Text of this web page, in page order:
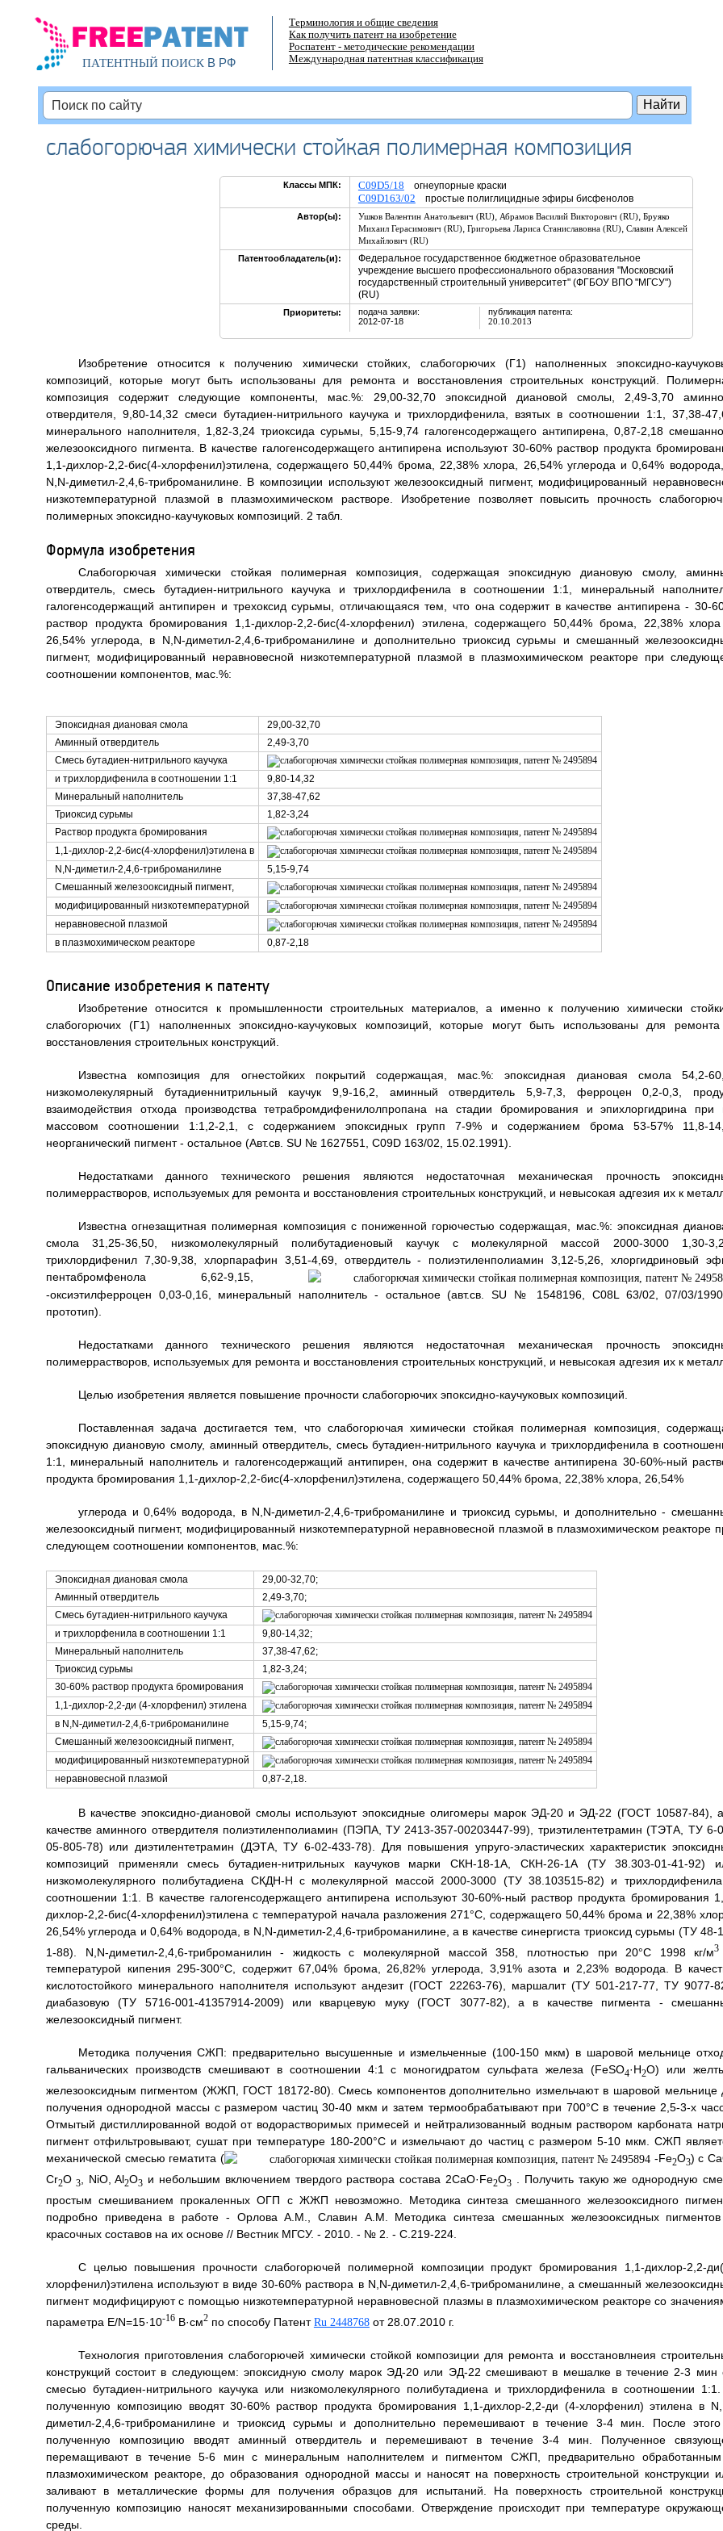
ПАТЕНТНЫЙ ПОИСКВ РФ
Терминология и общие сведения
Как получить патент на изобретение
Роспатент - методические рекомендации
Международная патентная классификация
слабогорючая химически стойкая полимерная композиция
Классы МПК: C09D5/18 огнеупорные краски
C09D163/02 простые полиглицидные эфиры бисфенолов
Автор(ы): Ушков Валентин Анатольевич (RU), Абрамов Василий Викторович (RU), Бруяко
Михаил Герасимович (RU), Григорьева Лариса Станиславовна (RU), Славин Алексей
Михайлович (RU)
Патентообладатель(и):
Федеральное государственное бюджетное образовательное
учреждение высшего профессионального образования "Московский
государственный строительный университет" (ФГБОУ ВПО "МГСУ")
(RU)
Приоритеты:
подача заявки:
2012-07-18
публикация патента:
20.10.2013
Изобретение относится к получению химически стойких, слабогорючих (Г1) наполненных эпоксидно-
композиций, которые могут быть использованы для ремонта и восстановления строительных конструкций.
композиция содержит следующие компоненты, мас.%: 29,00-32,70 эпоксидной диановой смолы, 2,49-3,70
отвердителя, 9,80-14,32 смеси бутадиен-нитрильного каучука и трихлордифенила, взятых в соотношении 1:1, 37,38-
минерального наполнителя, 1,82-3,24 триоксида сурьмы, 5,15-9,74 галогенсодержащего антипирена, 0,87-2,18
железооксидного пигмента. В качестве галогенсодержащего антипирена используют 30-60% раствор продукта
1,1-дихлор-2,2-бис(4-хлорфенил)этилена, содержащего 50,44% брома, 22,38% хлора, 26,54% углерода и 0,64%
N,N-диметил-2,4,6-триброманилине. В композиции используют железооксидный пигмент, модифицированный
низкотемпературной плазмой в плазмохимическом растворе. Изобретение позволяет повысить прочность
полимерных эпоксидно-каучуковых композиций. 2 табл.
Формула изобретения
Слабогорючая химически стойкая полимерная композиция, содержащая эпоксидную диановую смолу,
отвердитель, смесь бутадиен-нитрильного каучука и трихлордифенила в соотношении 1:1, минеральный
галогенсодержащий антипирен и трехоксид сурьмы, отличающаяся тем, что она содержит в качестве антипирена - 30-
раствор продукта бромирования 1,1-дихлор-2,2-бис(4-хлорфенил) этилена, содержащего 50,44% брома, 22,38%
26,54% углерода, в N,N-диметил-2,4,6-триброманилине и дополнительно триоксид сурьмы и смешанный
пигмент, модифицированный неравновесной низкотемпературной плазмой в плазмохимическом реакторе при
соотношении компонентов, мас.%:
Эпоксидная диановая смола
29,00-32,70
Аминный отвердитель
2,49-3,70
Смесь бутадиен-нитрильного каучука
и трихлордифенила в соотношении 1:1
9,80-14,32
Минеральный наполнитель
37,38-47,62
Триоксид сурьмы
1,82-3,24
Раствор продукта бромирования
1,1-дихлор-2,2-бис(4-хлорфенил)этилена в
N,N-диметил-2,4,6-триброманилине
5,15-9,74
Смешанный железооксидный пигмент,
модифицированный низкотемпературной
неравновесной плазмой
в плазмохимическом реакторе
0,87-2,18
Описание изобретения к патенту
Изобретение относится к промышленности строительных материалов, а именно к получению химически
слабогорючих (Г1) наполненных эпоксидно-каучуковых композиций, которые могут быть использованы для
восстановления строительных конструкций.
Известна композиция для огнестойких покрытий содержащая, мас.%: эпоксидная диановая смола 54,2-
низкомолекулярный бутадиеннитрильный каучук 9,9-16,2, аминный отвердитель 5,9-7,3, ферроцен 0,2-0,3,
взаимодействия отхода производства тетрабромдифенилолпропана на стадии бромирования и эпихлоргидрина при
массовом соотношении 1:1,2-2,1, с содержанием эпоксидных групп 7-9% и содержанием брома 53-57% 11,8-
неорганический пигмент - остальное (Авт.св. SU № 1627551, C09D 163/02, 15.02.1991).
Недостатками данного технического решения являются недостаточная механическая прочность
полимеррастворов, используемых для ремонта и восстановления строительных конструкций, и невысокая адгезия их к
Известна огнезащитная полимерная композиция с пониженной горючестью содержащая, мас.%: эпоксидная
смола 31,25-36,50, низкомолекулярный полибутадиеновый каучук с молекулярной массой 2000-3000 1,30-
трихлордифенил 7,30-9,38, хлорпарафин 3,51-4,69, отвердитель - полиэтиленполиамин 3,12-5,26, хлоргидриновый
пентабромфенола 6,62-9,15,
-оксиэтилферроцен 0,03-0,16, минеральный наполнитель - остальное (авт.св. SU № 1548196, C08L 63/02, 07/03/
прототип).
Недостатками данного технического решения являются недостаточная механическая прочность
полимеррастворов, используемых для ремонта и восстановления строительных конструкций, и невысокая адгезия их к
Целью изобретения является повышение прочности слабогорючих эпоксидно-каучуковых композиций.
Поставленная задача достигается тем, что слабогорючая химически стойкая полимерная композиция,
эпоксидную диановую смолу, аминный отвердитель, смесь бутадиен-нитрильного каучука и трихлордифенила в
1:1, минеральный наполнитель и галогенсодержащий антипирен, она содержит в качестве антипирена 30-60%-ный
продукта бромирования 1,1-дихлор-2,2-бис(4-хлорфенил)этилена, содержащего 50,44% брома, 22,38% хлора, 26,54%
углерода и 0,64% водорода, в N,N-диметил-2,4,6-триброманилине и триоксид сурьмы, и дополнительно -
железооксидный пигмент, модифицированный низкотемпературной неравновесной плазмой в плазмохимическом реакторе
следующем соотношении компонентов, мас.%:
Эпоксидная диановая смола
29,00-32,70;
Аминный отвердитель
2,49-3,70;
Смесь бутадиен-нитрильного каучука
и трихлорфенила в соотношении 1:1
9,80-14,32;
Минеральный наполнитель
37,38-47,62;
Триоксид сурьмы
1,82-3,24;
30-60% раствор продукта бромирования
1,1-дихлор-2,2-ди (4-хлорфенил) этилена
в N,N-диметил-2,4,6-триброманилине
5,15-9,74;
Смешанный железооксидный пигмент,
модифицированный низкотемпературной
неравновесной плазмой
0,87-2,18.
В качестве эпоксидно-диановой смолы используют эпоксидные олигомеры марок ЭД-20 и ЭД-22 (ГОСТ 10587-84),
качестве аминного отвердителя полиэтиленполиамин (ПЭПА, ТУ 2413-357-00203447-99), триэтилентетрамин (ТЭТА, ТУ 6-
05-805-78) или диэтилентетрамин (ДЭТА, ТУ 6-02-433-78). Для повышения упруго-эластических характеристик
композиций применяли смесь бутадиен-нитрильных каучуков марки СКН-18-1А, СКН-26-1А (ТУ 38.303-01-41-92)
низкомолекулярного полибутадиена СКДН-Н с молекулярной массой 2000-3000 (ТУ 38.103515-82) и
соотношении 1:1. В качестве галогенсодержащего антипирена используют 30-60%-ный раствор продукта бромирования
дихлор-2,2-бис(4-хлорфенил)этилена с температурой начала разложения 271°C, содержащего 50,44% брома и 22,38%
26,54% углерода и 0,64% водорода, в N,N-диметил-2,4,6-триброманилине, а в качестве синергиста триоксид сурьмы (ТУ 48-
1-88). N,N-диметил-2,4,6-триброманилин - жидкость с молекулярной массой 358, плотностью при 20°C 1998 кг/м3
температурой кипения 295-300°C, содержит 67,04% брома, 26,82% углерода, 3,91% азота и 2,23% водорода. В
кислотостойкого минерального наполнителя используют андезит (ГОСТ 22263-76), маршалит (ТУ 501-217-77, ТУ 9077-
диабазовую (ТУ 5716-001-41357914-2009) или кварцевую муку (ГОСТ 3077-82), а в качестве пигмента -
железооксидный пигмент.
Методика получения СЖП: предварительно высушенные и измельченные (100-150 мкм) в шаровой мельнице
гальванических производств смешивают в соотношении 4:1 с моногидратом сульфата железа (FeSO4·H2O) или
железооксидным пигментом (ЖЖП, ГОСТ 18172-80). Смесь компонентов дополнительно измельчают в шаровой мельнице
получения однородной массы с размером частиц 30-40 мкм и затем термообрабатывают при 700°C в течение 2,5-3-х
Отмытый дистиллированной водой от водорастворимых примесей и нейтрализованный водным раствором карбоната
пигмент отфильтровывают, сушат при температуре 180-200°C и измельчают до частиц с размером 5-10 мкм. СЖП
механической смесью гематита (
-Fe2O3) с
Cr2O3, NiO, Al2O3 и небольшим включением твердого раствора состава 2CaO·Fe2O3
. Получить такую же однородную
простым смешиванием прокаленных ОГП с ЖЖП невозможно. Методика синтеза смешанного железооксидного
подробно приведена в работе - Орлова A.M., Славин A.M. Методика синтеза смешанных железооксидных
красочных составов на их основе // Вестник МГСУ. - 2010. - № 2. - С.219-224.
С целью повышения прочности слабогорючей полимерной композиции продукт бромирования 1,1-дихлор-2,2-
хлорфенил)этилена используют в виде 30-60% раствора в N,N-диметил-2,4,6-триброманилине, а смешанный
пигмент модифицируют с помощью низкотемпературной неравновесной плазмы в плазмохимическом реакторе со
параметра E/N=15·10-16В·см2по способу Патент Ru 2448768от 28.07.2010 г.
Технология приготовления слабогорючей химически стойкой композиции для ремонта и восстановлнеия
конструкций состоит в следующем: эпоксидную смолу марок ЭД-20 или ЭД-22 смешивают в мешалке в течение 2-3 мин
смесью бутадиен-нитрильного каучука или низкомолекулярного полибутадиена и трихлордифенила в соотношении
полученную композицию вводят 30-60% раствор продукта бромирования 1,1-дихлор-2,2-ди (4-хлорфенил) этилена в
диметил-2,4,6-триброманилине и триоксид сурьмы и дополнительно перемешивают в течение 3-4 мин. После
полученную композицию вводят аминный отвердитель и перемешивают в течение 3-4 мин. Полученное
перемащивают в течение 5-6 мин с минеральным наполнителем и пигментом СЖП, предварительно
плазмохимическом реакторе, до образования однородной массы и наносят на поверхность строительной конструкции
заливают в металлические формы для получения образцов для испытаний. На поверхность строительной
полученную композицию наносят механизированными способами. Отверждение происходит при температуре
среды.